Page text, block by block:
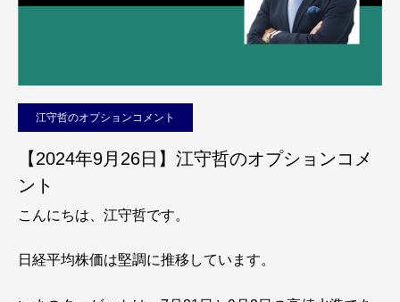
江守哲のオプションコメント
【2024年9月26日】江守哲のオプションコメ
ント
こんにちは、江守哲です。
日経平均株価は堅調に推移しています。